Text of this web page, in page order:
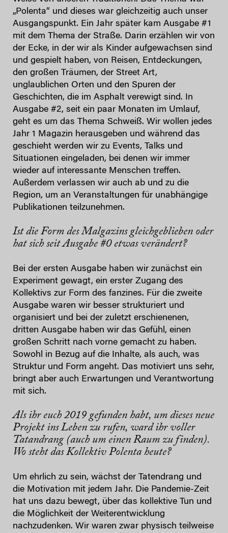
„Polenta“ und dieses war gleichzeitig auch unser
Ausgangspunkt. Ein Jahr später kam Ausgabe #1
mit dem Thema der Straße. Darin erzählen wir von
der Ecke, in der wir als Kinder aufgewachsen sind
und gespielt haben, von Reisen, Entdeckungen,
den großen Träumen, der Street Art,
unglaublichen Orten und den Spuren der
Geschichten, die im Asphalt verewigt sind. In
Ausgabe #2, seit ein paar Monaten im Umlauf,
geht es um das Thema Schweiß. Wir wollen jedes
Jahr 1 Magazin herausgeben und während das
geschieht werden wir zu Events, Talks und
Situationen eingeladen, bei denen wir immer
wieder auf interessante Menschen treffen.
Außerdem verlassen wir auch ab und zu die
Region, um an Veranstaltungen für unabhängige
Publikationen teilzunehmen.
Ist die Form des Malgazins gleichgeblieben oder
hat sich seit Ausgabe #0 etwas verändert?
Bei der ersten Ausgabe haben wir zunächst ein
Experiment gewagt, ein erster Zugang des
Kollektivs zur Form des fanzines. Für die zweite
Ausgabe waren wir besser strukturiert und
organisiert und bei der zuletzt erschienenen,
dritten Ausgabe haben wir das Gefühl, einen
großen Schritt nach vorne gemacht zu haben.
Sowohl in Bezug auf die Inhalte, als auch, was
Struktur und Form angeht. Das motiviert uns sehr,
bringt aber auch Erwartungen und Verantwortung
mit sich.
Als ihr euch 2019 gefunden habt, um dieses neue
Projekt ins Leben zu rufen, ward ihr voller
Tatandrang (auch um einen Raum zu finden).
Wo steht das Kollektiv Polenta heute?
Um ehrlich zu sein, wächst der Tatendrang und
die Motivation mit jedem Jahr. Die Pandemie-Zeit
hat uns dazu bewegt, über das kollektive Tun und
die Möglichkeit der Weiterentwicklung
nachzudenken. Wir waren zwar physisch teilweise